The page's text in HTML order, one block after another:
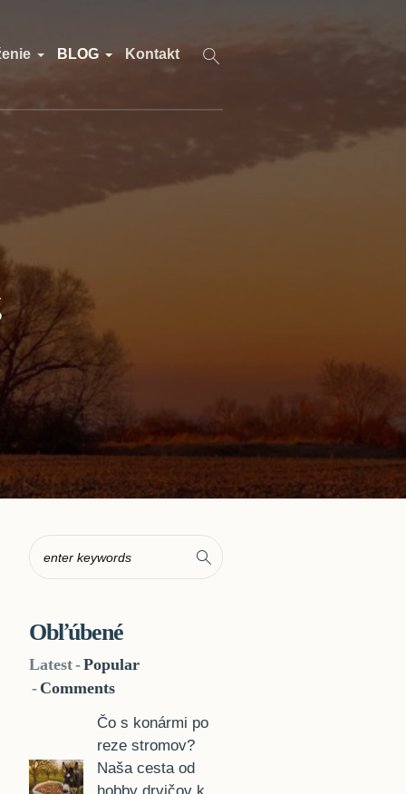
BLOG Kontakt
Obľúbené
Latest
Popular
Comments
Čo s konármi po
reze stromov?
Naša cesta od